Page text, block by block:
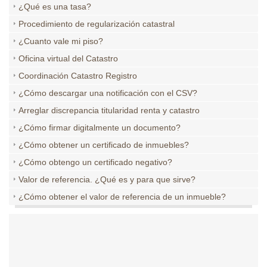
¿Qué es una tasa?
Procedimiento de regularización catastral
¿Cuanto vale mi piso?
Oficina virtual del Catastro
Coordinación Catastro Registro
¿Cómo descargar una notificación con el CSV?
Arreglar discrepancia titularidad renta y catastro
¿Cómo firmar digitalmente un documento?
¿Cómo obtener un certificado de inmuebles?
¿Cómo obtengo un certificado negativo?
Valor de referencia. ¿Qué es y para que sirve?
¿Cómo obtener el valor de referencia de un inmueble?